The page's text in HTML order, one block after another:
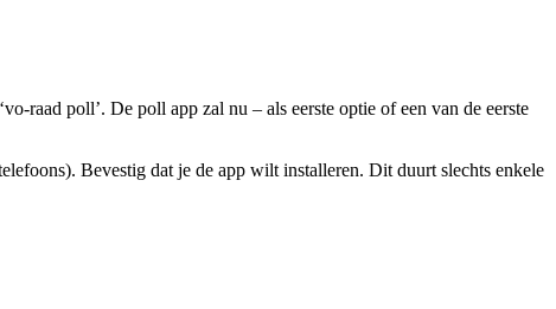
raad poll’. De poll app zal nu – als eerste optie of een van de eerste
Bevestig dat je de app wilt installeren. Dit duurt slechts enkele